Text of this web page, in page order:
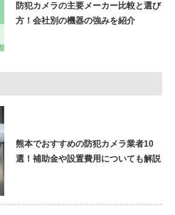
防犯カメラの主要メーカー比較と選び
方！会社別の機器の強みを紹介
熊本でおすすめの防犯カメラ業者10
選！補助金や設置費用についても解説